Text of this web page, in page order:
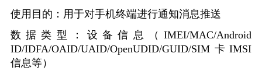
使用目的：用于对手机终端进行通知消息推送
数据类型：设备信息（ IMEI/MAC/Android
ID/IDFA/OAID/UAID/OpenUDID/GUID/SIM 卡 IMSI
信息等）